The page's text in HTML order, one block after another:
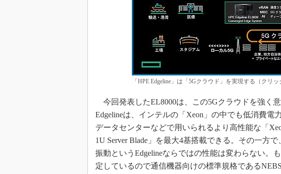
「HPE Edgeline」は「5Gクラウド」を実現する（クリ
今回発表したEL8000は、この5Gクラウドを強く
Edgelineは、インテルの「Xeon」の中でも低消費電
データセンターなどで用いられるより高性能な「
1U Server Blade」を最大4基搭載できる。その一方
振動というEdgelineならではの性能は変わらない。
定しているので通信機器向けの標準規格である